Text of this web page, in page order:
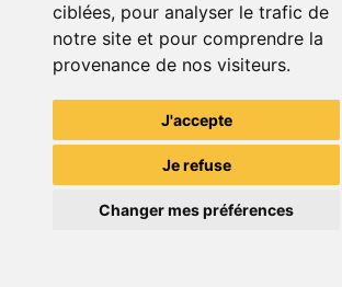
ciblées, pour analyser le trafic de
notre site et pour comprendre la
provenance de nos visiteurs.
J'accepte
Je refuse
Changer mes préférences
5.90 € 0
Bioshock - Infinite Xbox 360
7.90 €
TheGamingR83
Grenier du Geek
Télécharge notre app pour une
Télécharger l'app